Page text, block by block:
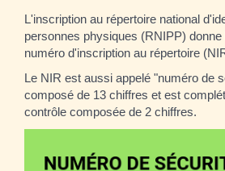
L'inscription au répertoire national
personnes physiques (RNIPP) donne
numéro d'inscription au répertoire
Le NIR est aussi appelé "numéro de
composé de 13 chiffres et est
contrôle composée de 2 chiffres.